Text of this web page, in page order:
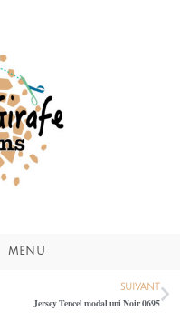
MENU
SUIVANT
Jersey Tencel modal uni Noir 0695